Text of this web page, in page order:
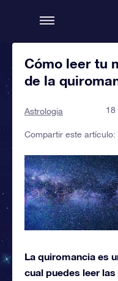
Cómo leer tu
de la
Astrologia 18
Compartir este artículo:
La quiromancia es
cual puedes leer